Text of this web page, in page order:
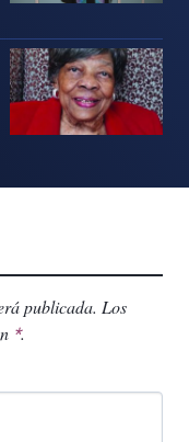
publicada. Los
*.